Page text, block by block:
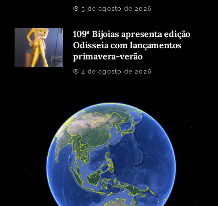
5 de agosto de 2026
109ª Bijoias apresenta edição
Odisseia com lançamentos
primavera-verão
4 de agosto de 2026